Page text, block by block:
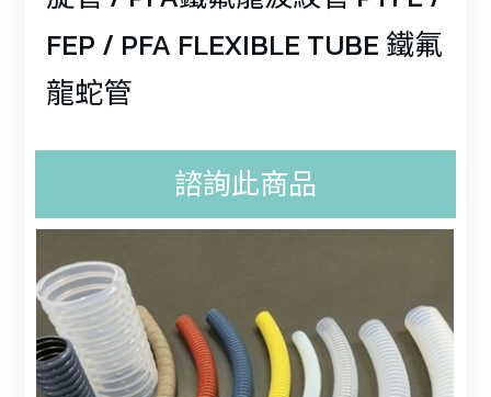
FEP / PFA FLEXIBLE TUBE 鐵氟
龍蛇管
諮詢此商品